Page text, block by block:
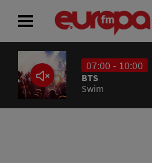
07:00 - 10:00
BTS
Swim
ACASĂ
ȘTIRI